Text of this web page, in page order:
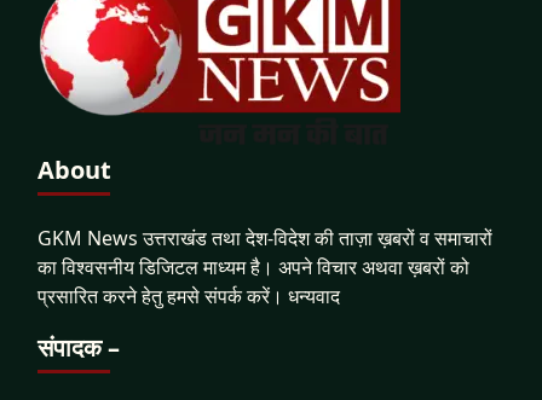
About
GKM News उत्तराखंड तथा देश-विदेश की ताज़ा ख़बरों व समाचारों
का विश्वसनीय डिजिटल माध्यम है। अपने विचार अथवा ख़बरों को
प्रसारित करने हेतु हमसे संपर्क करें। धन्यवाद
संपादक –